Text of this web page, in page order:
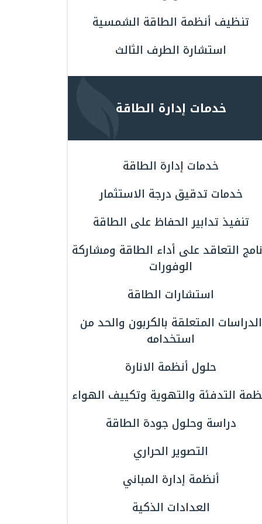
تنظيف أنظمة الطاقة الشمسية
استشارة الطرف الثالث
خدمات إدارة الطاقة
خدمات إدارة الطاقة
خدمات تدقيق درجة الاستثمار
تنفيذ تدابير الحفاظ على الطاقة
التعاقد على أداء الطاقة ومشاركة
الوفورات
استشارات الطاقة
الدراسات المتعلقة بالكربون والحد من
استخدامه
حلول أنظمة الانارة
التدفئة والتهوية وتكييف الهواء
دراسة وحلول جودة الطاقة
التصوير الحراري
أنظمة إدارة المباني
العدادات الذكية